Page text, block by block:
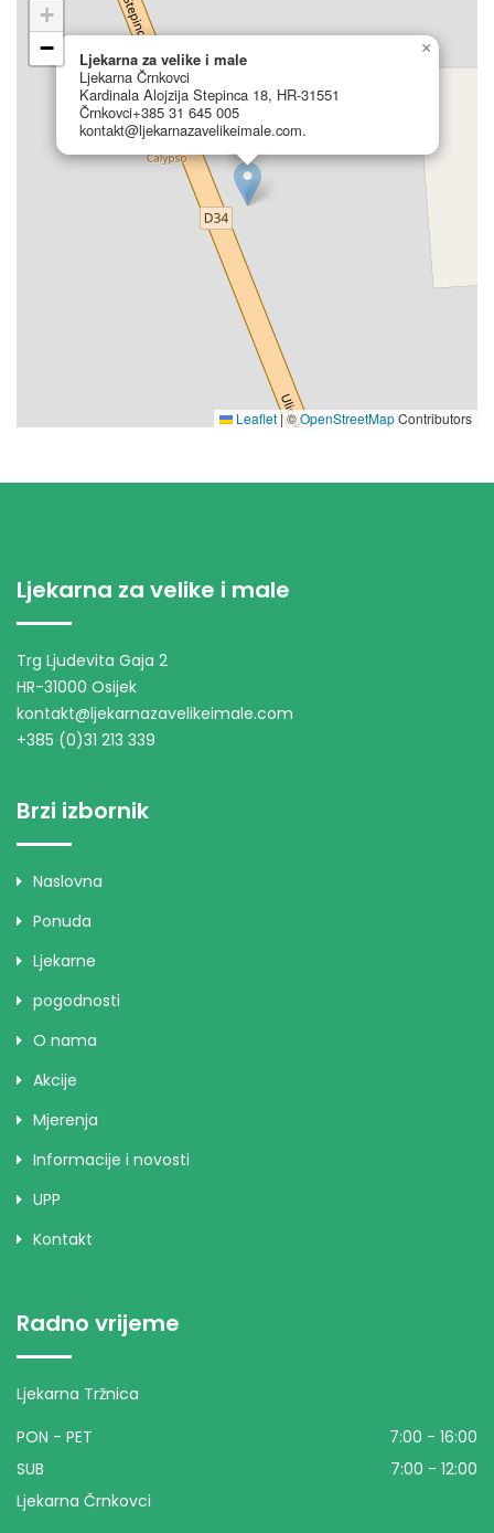
Ljekarna za velike i male
Ljekarna Črnkovci
Kardinala Alojzija Stepinca 18, HR-31551
Črnkovci+385 31 645 005
kontakt@ljekarnazavelikeimale.com.
×
+
−
Leaflet|©OpenStreetMapContributors
Ljekarna za velike i male
Trg Ljudevita Gaja 2
HR-31000 Osijek
kontakt@ljekarnazavelikeimale.com
+385 (0)31 213 339
Brzi izbornik
Naslovna
Ponuda
Ljekarne
pogodnosti
O nama
Akcije
Mjerenja
Informacije i novosti
UPP
Kontakt
Radno vrijeme
Ljekarna Tržnica
PON - PET
7:00 - 16:00
SUB
7:00 - 12:00
Ljekarna Črnkovci